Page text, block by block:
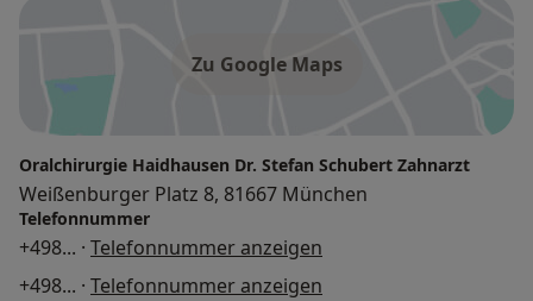
Zu Google Maps
Oralchirurgie Haidhausen Dr. Stefan Schubert Zahnarzt
Weißenburger Platz 8, 81667 München
Telefonnummer
+498... · Telefonnummer anzeigen
+498... · Telefonnummer anzeigen